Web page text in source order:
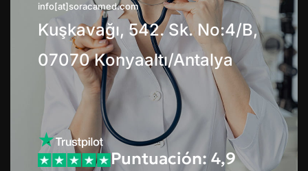
info[at]soracamed.com
Kuşkavağı, 542. Sk. No:4/B,
07070 Konyaaltı/Antalya
Puntuación: 4,9